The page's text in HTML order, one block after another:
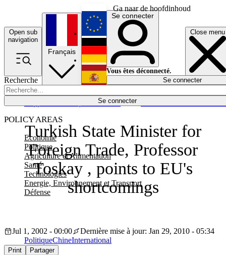
Ga naar de hoofdinhoud
Open sub
navigation
Close menu
Recherche
Se connecter
POLICY AREAS
Economie
Politique
Agriculture et Alimentation
Santé
Technologies
Energie, Environnement et Transport
Défense
Économie
Français
English
Deutsch
Español
Se connecter
Vous êtes déconnecté.
Se connecter
Turkish State Minister for
Foreign Trade, Professor
Toskay , points to EU's
shortcomings
Jul 1, 2002 - 00:00
Dernière mise à jour: Jan 29, 2010 - 05:34
PolitiqueChineInternational
Print Partager